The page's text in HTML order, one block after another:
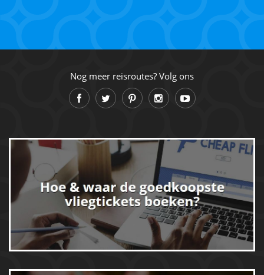
Nog meer reisroutes? Volg ons